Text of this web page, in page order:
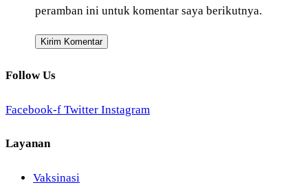
peramban ini untuk komentar saya berikutnya.
Follow Us
Facebook-f Twitter Instagram
Layanan
Vaksinasi